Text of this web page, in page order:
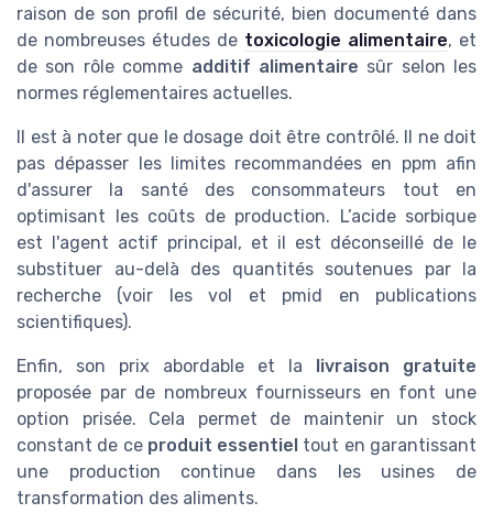
raison de son profil de sécurité, bien documenté dans
de nombreuses études de toxicologie alimentaire, et
de son rôle comme additif alimentaire sûr selon les
normes réglementaires actuelles.
Il est à noter que le dosage doit être contrôlé. Il ne doit
pas dépasser les limites recommandées en ppm afin
d'assurer la santé des consommateurs tout en
optimisant les coûts de production. L’acide sorbique
est l'agent actif principal, et il est déconseillé de le
substituer au-delà des quantités soutenues par la
recherche (voir les vol et pmid en publications
scientifiques).
Enfin, son prix abordable et la
livraison gratuite
proposée par de nombreux fournisseurs en font une
option prisée. Cela permet de maintenir un stock
constant de ce produit essentiel tout en garantissant
une production continue dans les usines de
transformation des aliments.